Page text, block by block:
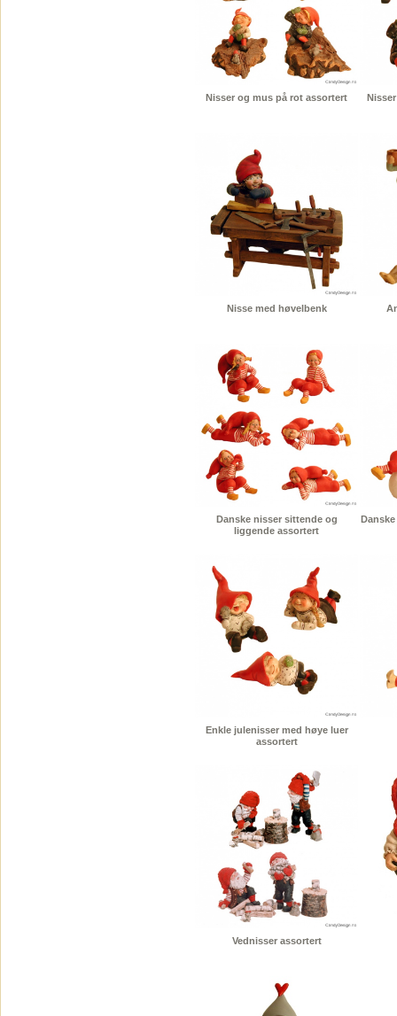
Nisser og mus på rot assortert
Nisse med høvelbenk
Danske nisser sittende og
liggende assortert
Enkle julenisser med høye luer
assortert
Vednisser assortert